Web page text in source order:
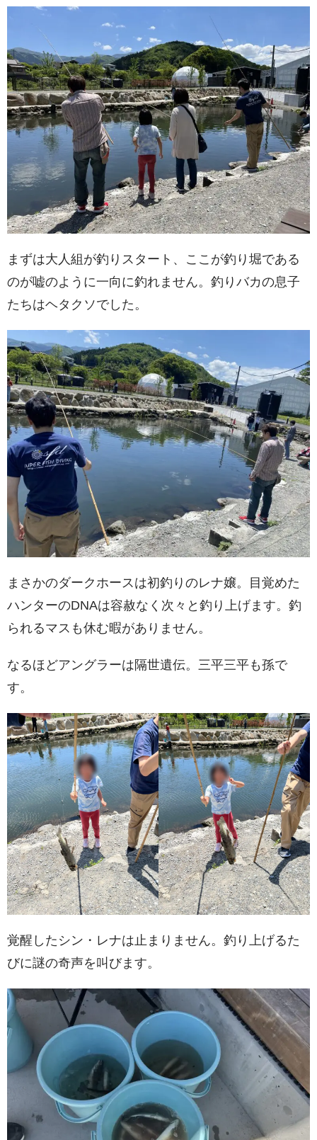
まずは大人組が釣りスタート、ここが釣り堀である
のが嘘のように一向に釣れません。釣りバカの息子
たちはヘタクソでした。
まさかのダークホースは初釣りのレナ嬢。目覚めた
ハンターのDNAは容赦なく次々と釣り上げます。釣
られるマスも休む暇がありません。
なるほどアングラーは隔世遺伝。三平三平も孫で
す。
覚醒したシン・レナは止まりません。釣り上げるた
びに謎の奇声を叫びます。